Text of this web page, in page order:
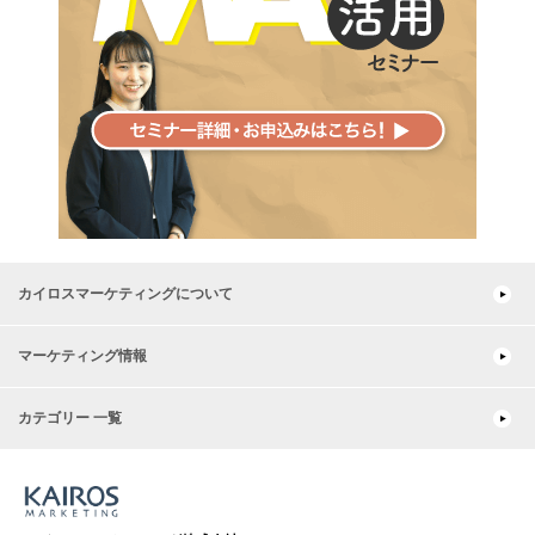
カイロスマーケティングについて
マーケティング情報
カテゴリー 一覧